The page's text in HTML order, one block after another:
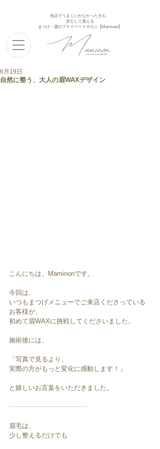
他店でうまくいかなかった方も、
安心して通える
まつげ・眉のプライベートサロン【Maminon】
自然に整う、大人の眉WAXデザイン
6月19日
こんにちは、Maminonです。
今回は、
いつもまつげメニューでご来店くださっている
お客様が、
初めて眉WAXに挑戦してくださいました。
施術後には、
「写真で見るより、
実際の方がもっと変化に感動します！」
と嬉しいお言葉をいただきました。
┈┈┈┈┈┈┈┈┈┈┈┈
眉毛は、
少し整えるだけでも